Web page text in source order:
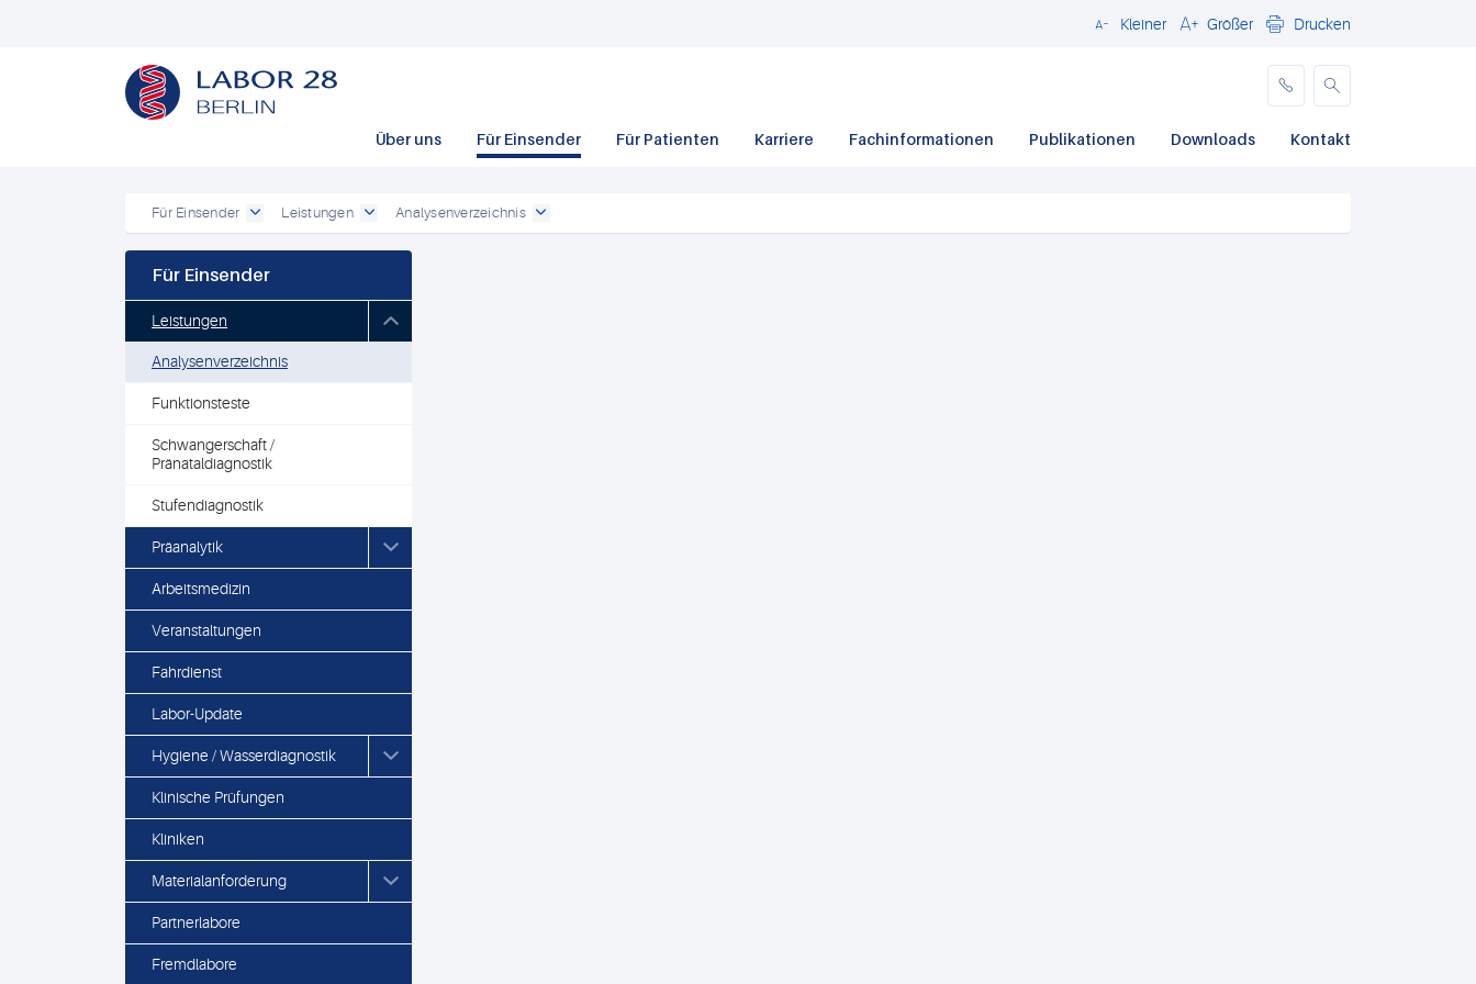
Schließen
Kleiner Größer Drucken
Über uns Für Einsender Für Patienten Karriere Fachinformationen Publikationen Downloads Kontakt
Für Einsender Leistungen Analysenverzeichnis
Für Einsender
Leistungen
Analysenverzeichnis
Funktionsteste
Schwangerschaft /
Pränataldiagnostik
Stufendiagnostik
Präanalytik
Arbeitsmedizin
Veranstaltungen
Fahrdienst
Labor-Update
Hygiene / Wasserdiagnostik
Klinische Prüfungen
Kliniken
Materialanforderung
Partnerlabore
Fremdlabore